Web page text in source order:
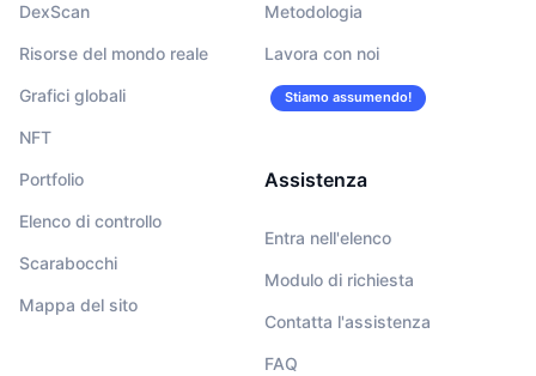
DexScan
Risorse del mondo reale
Grafici globali
NFT
Portfolio
Elenco di controllo
Scarabocchi
Mappa del sito
Metodologia
Lavora con noi
Stiamo assumendo!
Assistenza
Entra nell'elenco
Modulo di richiesta
Contatta l'assistenza
FAQ